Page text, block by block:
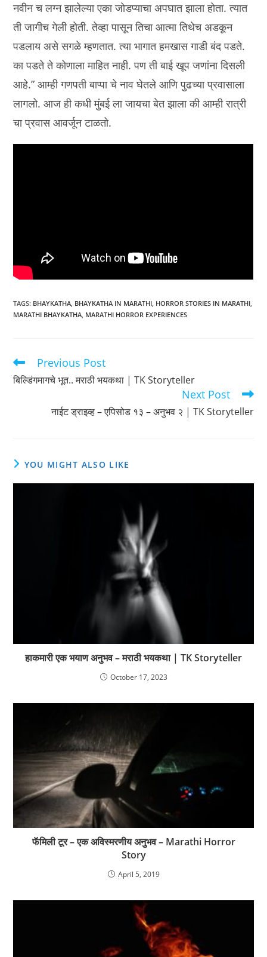
नवीन च लग्न झालेल्या एका जोडप्याचा अपघात झाला होता. त्यात
ती जागीच गेली होती. तेव्हा पासून तिचा आत्मा तिथेच अडकून
पडलाय असे सगळे म्हणतात. त्या भागात हमखास गाडी बंद पडते.
का पडते ते कोणाला माहित नाही. पण ती बाई खूप जणांना दिसली
आहे.” आम्ही गणपती बाप्पा चे नाव घेतले आणि पुढच्या प्रवासाला
लागलो. आज ही कधी मुंबई ला जायचा बेत झाला की आम्ही रात्री
चा प्रवास आवर्जून टाळतो.
TAGS: BHAYKATHA BHAYKATHA IN MARATHI HORROR STORIES IN MARATHI
MARATHI BHAYKATHA MARATHI HORROR EXPERIENCES
Read
more
articles
Previous Post
बिल्डिंगमागचे भूत.. मराठी भयकथा | TK Storyteller
Next Post
नाईट ड्राइव्ह – एपिसोड १३ – अनुभव २ | TK Storyteller
YOU MIGHT ALSO LIKE
हाकमारी एक भयाण अनुभव – मराठी भयकथा | TK Storyteller
October 17, 2023
फॅमिली टूर – एक अविस्मरणीय अनुभव – Marathi Horror
Story
April 5, 2019